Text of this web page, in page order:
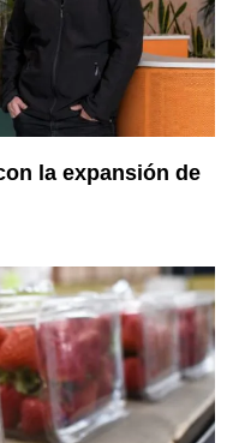
la expansión de